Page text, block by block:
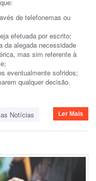
de telefonemas ou
efetuada por escrito;
da alegada necessidade
mas sim referente à
eventualmente sofridos;
qualquer decisão.
Notícias Ler Mais